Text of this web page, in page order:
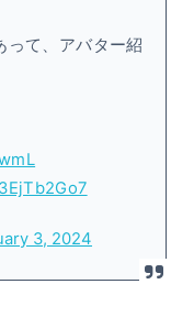
って、アバター紹
3, 2024